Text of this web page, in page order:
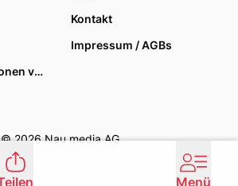
Kontakt
Impressum / AGBs
Datenschutzoptionen verwalten
© 2026 Nau media AG
Menü